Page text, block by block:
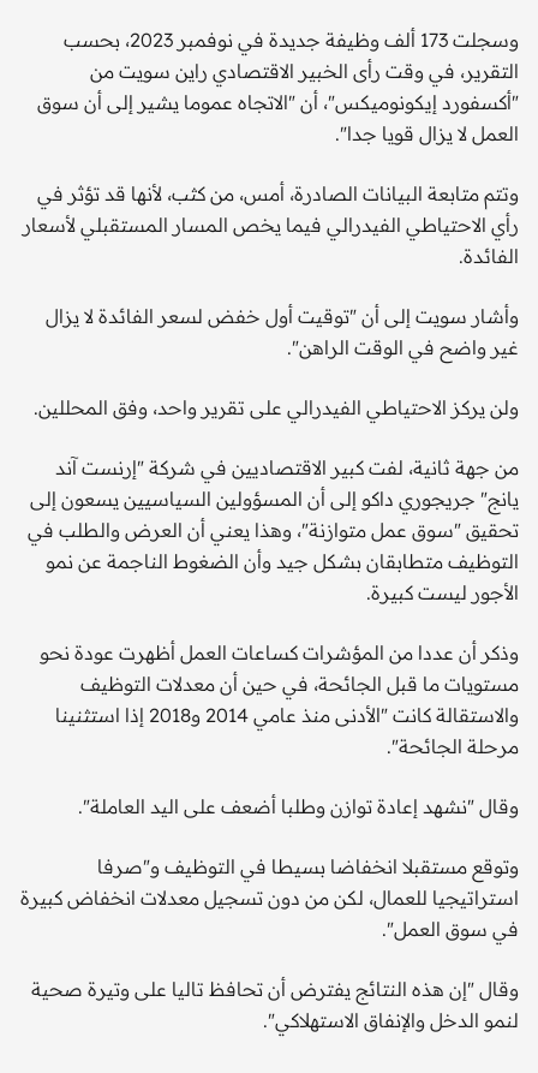
وسجلت 173 ألف وظيفة جديدة في نوفمبر 2023، بحسب
التقرير، في وقت رأى الخبير الاقتصادي راين سويت من
"أكسفورد إيكونوميكس"، أن "الاتجاه عموما يشير إلى أن سوق
العمل لا يزال قويا جدا".
وتتم متابعة البيانات الصادرة، أمس، من كثب، لأنها قد تؤثر في
رأي الاحتياطي الفيدرالي فيما يخص المسار المستقبلي لأسعار
الفائدة.
وأشار سويت إلى أن "توقيت أول خفض لسعر الفائدة لا يزال
غير واضح في الوقت الراهن".
ولن يركز الاحتياطي الفيدرالي على تقرير واحد، وفق المحللين.
من جهة ثانية، لفت كبير الاقتصاديين في شركة "إرنست آند
يانج" جريجوري داكو إلى أن المسؤولين السياسيين يسعون إلى
تحقيق "سوق عمل متوازنة"، وهذا يعني أن العرض والطلب في
التوظيف متطابقان بشكل جيد وأن الضغوط الناجمة عن نمو
الأجور ليست كبيرة.
وذكر أن عددا من المؤشرات كساعات العمل أظهرت عودة نحو
مستويات ما قبل الجائحة، في حين أن معدلات التوظيف
والاستقالة كانت "الأدنى منذ عامي 2014 و2018 إذا استثنينا
مرحلة الجائحة".
وقال "نشهد إعادة توازن وطلبا أضعف على اليد العاملة".
وتوقع مستقبلا انخفاضا بسيطا في التوظيف و"صرفا
استراتيجيا للعمال، لكن من دون تسجيل معدلات انخفاض كبيرة
في سوق العمل".
وقال "إن هذه النتائج يفترض أن تحافظ تاليا على وتيرة صحية
لنمو الدخل والإنفاق الاستهلاكي".